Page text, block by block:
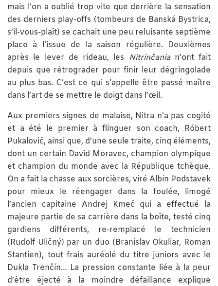
mais l’on a oublié trop vite que derrière la sensation
des derniers play-offs (tombeurs de Banská Bystrica,
s’il-vous-plaît) se cachait une peu reluisante septième
place à l’issue de la saison régulière. Deuxièmes
après le lever de rideau, les
Nitrinčanian’ont fait
depuis que rétrograder pour finir leur dégringolade
au plus bas. C’est ce qui s’appelle être passé maître
dans l’art de se mettre le doigt dans l’œil.
Aux premiers signes de malaise, Nitra n’a pas cogité
et a été le premier à flinguer son coach, Róbert
Pukalovič, ainsi que, d’une seule traite, cinq éléments,
dont un certain David Moravec, champion olympique
et champion du monde avec la République tchèque.
On a fait la chasse aux sorcières, viré Albín Podstavek
pour mieux le réengager dans la foulée, limogé
l’ancien capitaine Andrej Kmeč qui a effectué la
majeure partie de sa carrière dans la boîte, testé cinq
gardiens différents, re-remplacé le technicien
(Rudolf Uličný) par un duo (Branislav Okuliar, Roman
Stantien), tout frais auréolé du titre juniors avec le
Dukla Trenčín… La pression constante liée à la peur
d’être éjecté à la moindre défaillance explique